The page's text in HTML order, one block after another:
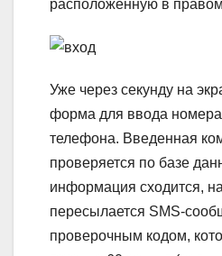
расположенную в
Уже через секунду на
форма для ввода
телефона. Введенная
проверяется по базе
информация сходится,
пересылается SMS-
проверочным кодом,